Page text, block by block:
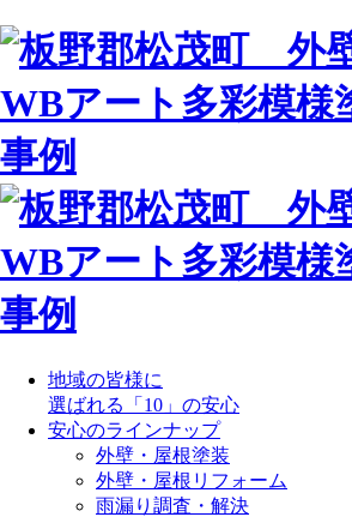
地域の皆様に
選ばれる「10」の安心
安心のラインナップ
外壁・屋根塗装
外壁・屋根リフォーム
雨漏り調査・解決